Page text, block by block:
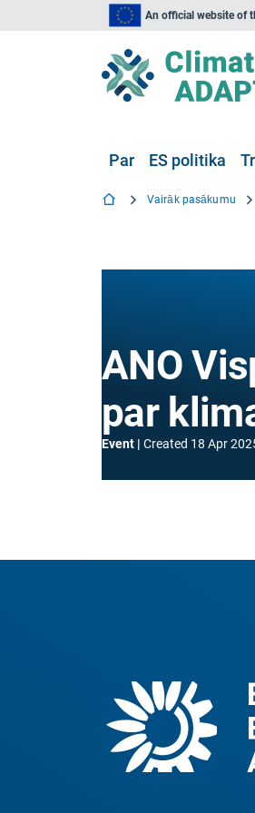
An official website of
Par ES politika
Vairāk pasākumu
ANO
par
Event Created 18 Apr